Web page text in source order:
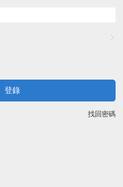
登錄
找回密碼